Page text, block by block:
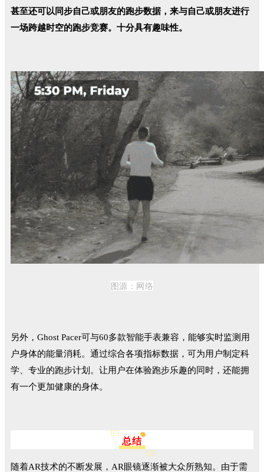
甚至还可以同步自己或朋友的跑步数据，来与自己或朋友进行
一场跨越时空的跑步竞赛。十分具有趣味性。
图源： 网络
另外，Ghost Pacer可与60多款智能手表兼容，能够实时监测用
户身体的能量消耗。通过综合各项指标数据，可为用户制定科
学、专业的跑步计划。让用户在体验跑步乐趣的同时，还能拥
有一个更加健康的身体。
总结
随着AR技术的不断发展 ，AR眼镜逐渐被大众所熟知。 由于需